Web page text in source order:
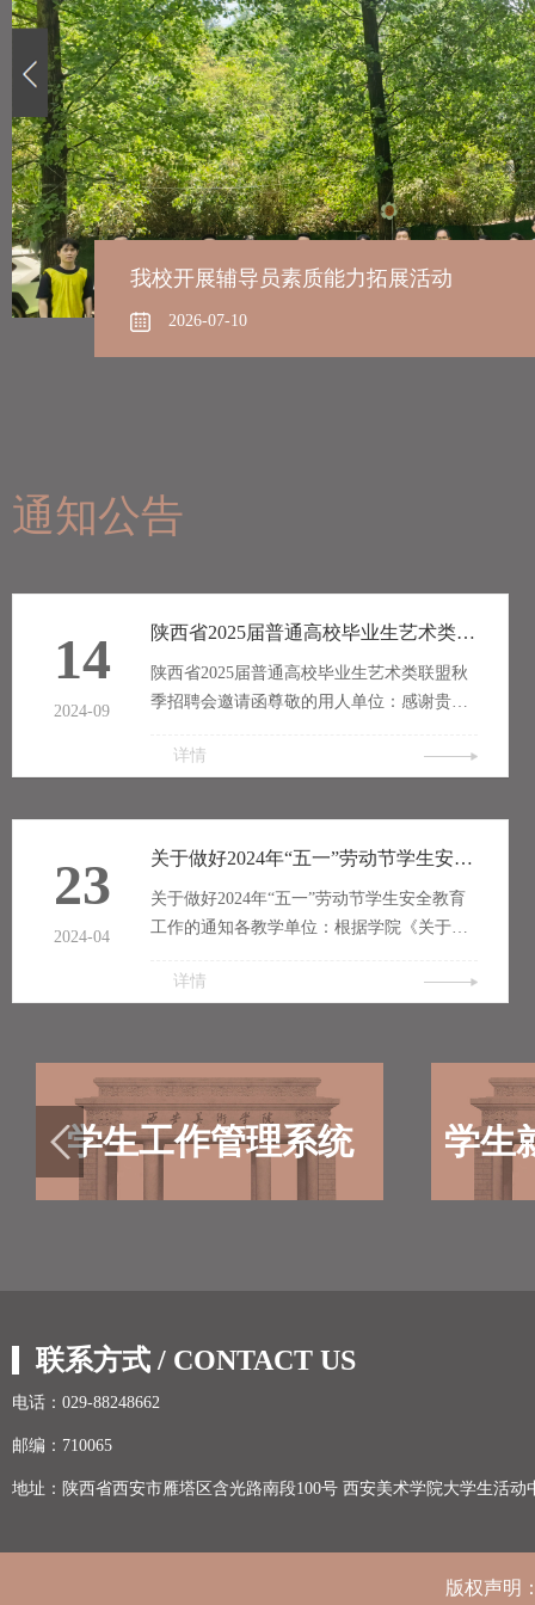
我校开展辅导员素质能力拓展活动
2026-07-10
通知公告
14
2024-09
陕西省2025届普通高校毕业生艺术类联盟秋季招聘会邀请函
陕西省2025届普通高校毕业生艺术类联盟秋
季招聘会邀请函尊敬的用人单位：感谢贵单
持！为进一步做好2025届全省艺术类毕业生
就业岗位和就业机会，省教育厅决定联合全
省所有开设艺术类专业的高校，于2024年11
月8日（星期五）召开“陕西省2025届普通高
校毕业生艺术类联盟秋季招聘会”，诚挚邀请
社会各界用人单位招贤纳士。一、组织机构
详情
23
2024-04
关于做好2024年“五一”劳动节学生安全教育工作的通知
关于做好2024年“五一”劳动节学生安全教育
工作的通知各教学单位：根据学院《关于
求，切实做好假期学生安全教育工作，确保
有关工作安排通知如下:1.各院系要在放假前
召开学生安全教育会议，重点加强学生的人
身安全、交通安全、消防安全、食品安全等
详情
学生工作管理系统 学生
联系方式 / CONTACT US
电话：029-88248662
邮编：710065
地址：陕西省西安市雁塔区含光路南段100号 西安美术学院大学生活动
版权声明